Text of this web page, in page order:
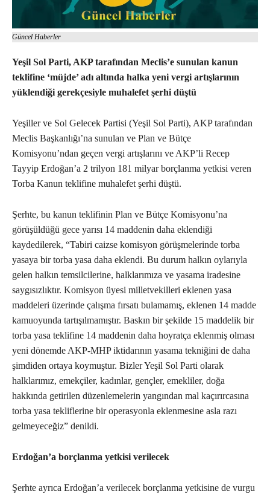
Güncel Haberler
Yeşil Sol Parti, AKP tarafından Meclis’e sunulan kanun
teklifine ‘müjde’ adı altında halka yeni vergi artışlarının
yüklendiği gerekçesiyle muhalefet şerhi düştü
Yeşiller ve Sol Gelecek Partisi (Yeşil Sol Parti), AKP tarafından
Meclis Başkanlığı’na sunulan ve Plan ve Bütçe
Komisyonu’ndan geçen vergi artışlarını ve AKP’li Recep
Tayyip Erdoğan’a 2 trilyon 181 milyar borçlanma yetkisi veren
Torba Kanun teklifine muhalefet şerhi düştü.
Şerhte, bu kanun teklifinin Plan ve Bütçe Komisyonu’na
görüşüldüğü gece yarısı 14 maddenin daha eklendiği
kaydedilerek, “Tabiri caizse komisyon görüşmelerinde torba
yasaya bir torba yasa daha eklendi. Bu durum halkın oylarıyla
gelen halkın temsilcilerine, halklarımıza ve yasama iradesine
saygısızlıktır. Komisyon üyesi milletvekilleri eklenen yasa
maddeleri üzerinde çalışma fırsatı bulamamış, eklenen 14 madde
kamuoyunda tartışılmamıştır. Baskın bir şekilde 15 maddelik bir
torba yasa teklifine 14 maddenin daha hoyratça eklenmiş olması
yeni dönemde AKP-MHP iktidarının yasama tekniğini de daha
şimdiden ortaya koymuştur. Bizler Yeşil Sol Parti olarak
halklarımız, emekçiler, kadınlar, gençler, emekliler, doğa
hakkında getirilen düzenlemelerin yangından mal kaçırırcasına
torba yasa tekliflerine bir operasyonla eklenmesine asla razı
gelmeyeceğiz” denildi.
Erdoğan’a borçlanma yetkisi verilecek
Şerhte ayrıca Erdoğan’a verilecek borçlanma yetkisine de vurgu